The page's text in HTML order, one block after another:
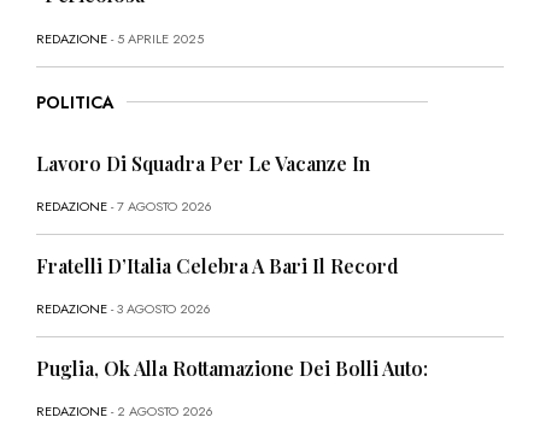
REDAZIONE- 5 APRILE 2025
POLITICA
Lavoro Di Squadra Per Le Vacanze In
REDAZIONE- 7 AGOSTO 2026
Fratelli D’Italia Celebra A Bari Il Record
REDAZIONE- 3 AGOSTO 2026
Puglia, Ok Alla Rottamazione Dei Bolli Auto:
REDAZIONE- 2 AGOSTO 2026